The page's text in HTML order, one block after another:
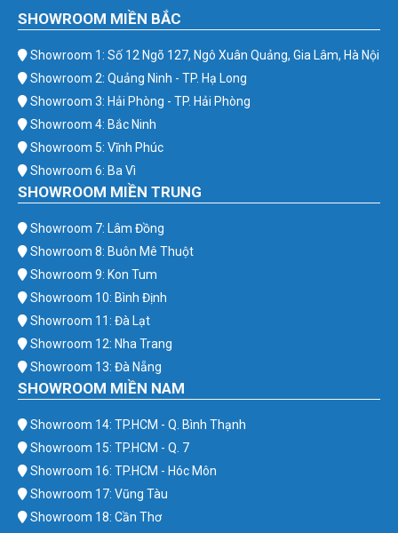
SHOWROOM MIỀN BẮC
Showroom 1: Số 12 Ngõ 127, Ngô Xuân Quảng, Gia Lâm, Hà Nội
Showroom 2: Quảng Ninh - TP. Hạ Long
Showroom 3: Hải Phòng - TP. Hải Phòng
Showroom 4: Bắc Ninh
Showroom 5: Vĩnh Phúc
Showroom 6: Ba Vì
SHOWROOM MIỀN TRUNG
Showroom 7: Lâm Đồng
Showroom 8: Buôn Mê Thuột
Showroom 9: Kon Tum
Showroom 10: Bình Định
Showroom 11: Đà Lạt
Showroom 12: Nha Trang
Showroom 13: Đà Nẵng
SHOWROOM MIỀN NAM
Showroom 14: TP.HCM - Q. Bình Thạnh
Showroom 15: TP.HCM - Q. 7
Showroom 16: TP.HCM - Hóc Môn
Showroom 17: Vũng Tàu
Showroom 18: Cần Thơ